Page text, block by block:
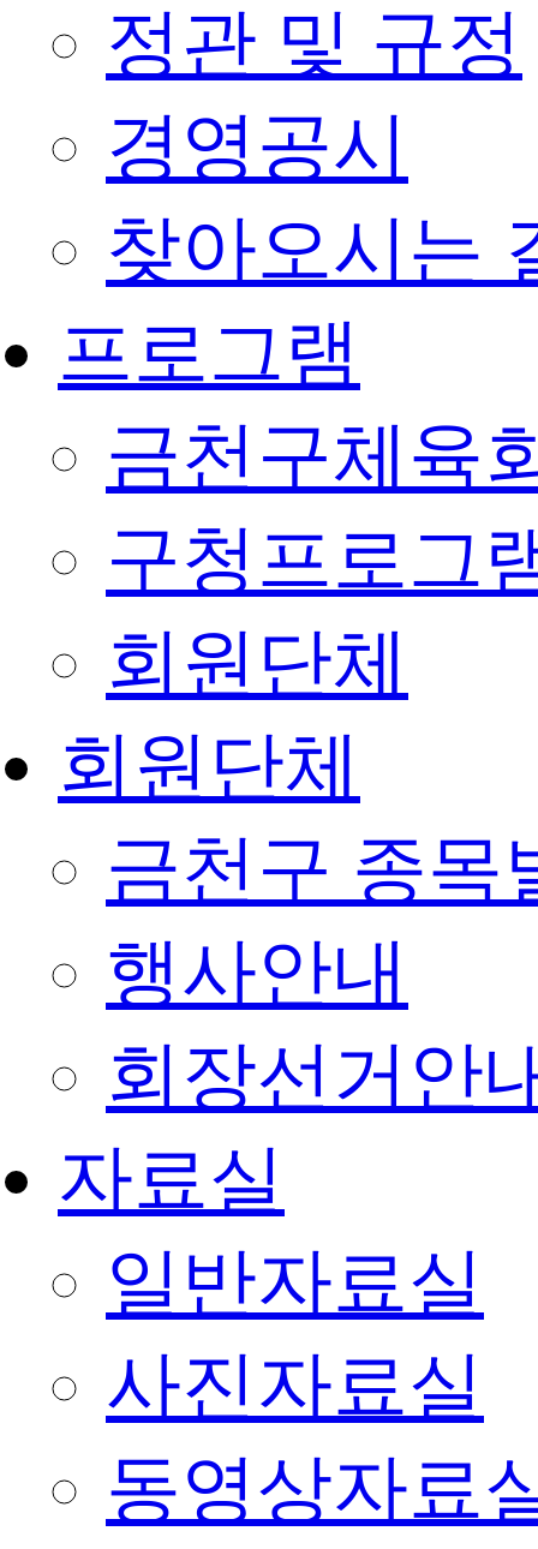
정관 및 규정
경영공시
찾아오시는
프로그램
금천구체육
구청프로그
회원단체
회원단체
금천구 종목
행사안내
회장선거안
자료실
일반자료실
사진자료실
동영상자료